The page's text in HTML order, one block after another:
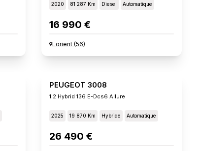
2020 81 287 Km Diesel Automatique
16 990 €
Lorient(56)
PEUGEOT 3008
1.2 Hybrid 136 E-Dcs6 Allure
2025 19 870 Km Hybride Automatique
26 490 €